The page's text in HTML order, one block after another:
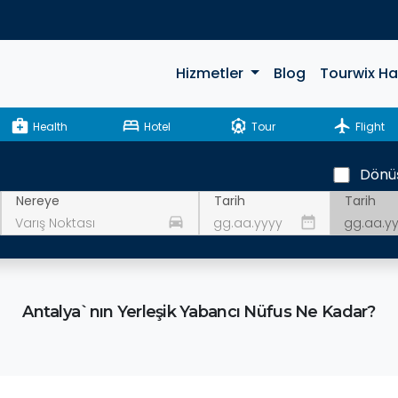
Hizmetler Blog Tourwix
medical_services Health bed Hotel attractions Tour flight Flight
Nereye
drive_eta
Tarih
date_range
Tarih
Antalya`nın Yerleşik Yabancı Nüfus Ne Kadar?